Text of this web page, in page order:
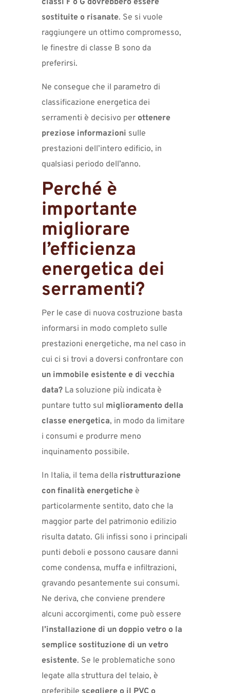
classi F o G dovrebbero essere
sostituite o risanate. Se si vuole
raggiungere un ottimo compromesso,
le finestre di classe B sono da
preferirsi.
Ne consegue che il parametro di
classificazione energetica dei
serramenti è decisivo per ottenere
preziose informazioni sulle
prestazioni dell’intero edificio, in
qualsiasi periodo dell’anno.
Perché è
importante
migliorare
l’efficienza
energetica dei
serramenti?
Per le case di nuova costruzione basta
informarsi in modo completo sulle
prestazioni energetiche, ma nel caso in
cui ci si trovi a doversi confrontare con
un immobile esistente e di vecchia
data?La soluzione più indicata è
puntare tutto sul miglioramento della
classe energetica, in modo da limitare
i consumi e produrre meno
inquinamento possibile.
In Italia, il tema della ristrutturazione
con finalità energeticheè
particolarmente sentito, dato che la
maggior parte del patrimonio edilizio
risulta datato. Gli infissi sono i principali
punti deboli e possono causare danni
come condensa, muffa e infiltrazioni,
gravando pesantemente sui consumi.
Ne deriva, che conviene prendere
alcuni accorgimenti, come può essere
l’installazione di un doppio vetro o la
semplice sostituzione di un vetro
esistente. Se le problematiche sono
legate alla struttura del telaio, è